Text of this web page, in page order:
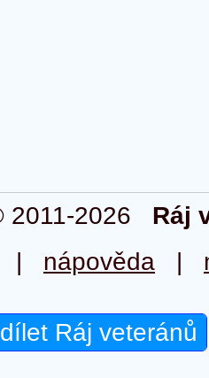
2011-2026 Ráj
| nápověda |
Ráj veteránů